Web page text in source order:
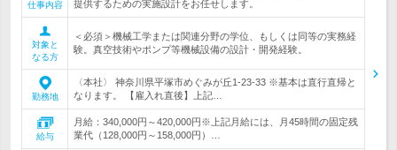
仕事内容
提供するための実施設計をお任せします。
対象と
なる方
＜必須＞機械工学または関連分野の学位、もしくは同等の実務経
験。真空技術やポンプ等機械設備の設計・開発経験。
勤務地
〈本社〉 神奈川県平塚市めぐみが丘1-23-33 ※基本は直行直帰と
なります。 【雇入れ直後】上記…
給与
月給：340,000円～420,000円※上記月給には、月45時間の固定残
業代（128,000円～158,000円）…